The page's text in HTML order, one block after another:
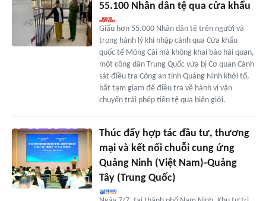
55.100 Nhân dân tệ qua cửa khẩu
Giấu hơn 55.000 Nhân dân tệ trên người và
trong hành lý khi nhập cảnh qua Cửa khẩu
quốc tế Móng Cái mà không khai báo hải quan,
một công dân Trung Quốc vừa bị Cơ quan Cảnh
sát điều tra Công an tỉnh Quảng Ninh khởi tố,
bắt tạm giam để điều tra về hành vi vận
chuyển trái phép tiền tệ qua biên giới.
Thúc đẩy hợp tác đầu tư, thương
mại và kết nối chuỗi cung ứng
Quảng Ninh (Việt Nam)-Quảng
Tây (Trung Quốc)